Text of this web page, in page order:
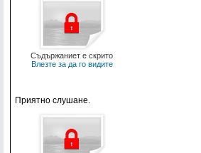
Съдържаниет е скрито
Влезте за да го видите
Приятно слушане.